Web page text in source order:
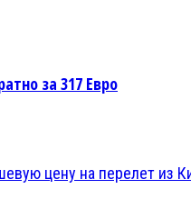
за 317 Евро
цену на перелет из